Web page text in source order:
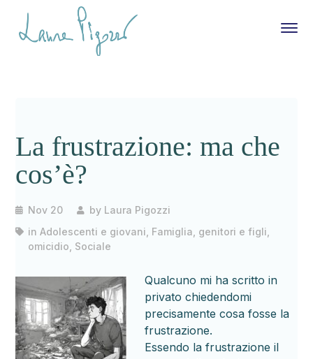
La frustrazione: ma che
cos’è?
Nov 20 by Laura Pigozzi
inAdolescenti e giovani Famiglia, genitori e figli
omicidio Sociale
Qualcuno mi ha scritto in
privato chiedendomi
precisamente cosa fosse la
frustrazione.
Essendo la frustrazione il